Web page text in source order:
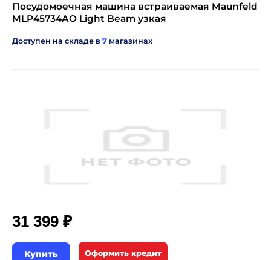
Посудомоечная машина встраиваемая Maunfeld
MLP45734AO Light Beam узкая
Доступен на складе в 7 магазинах
31 399 ₽
Купить Оформить кредит